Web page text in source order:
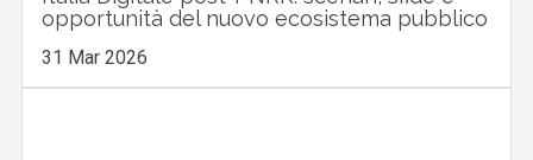
opportunità del nuovo ecosistema pubblico
31 Mar 2026